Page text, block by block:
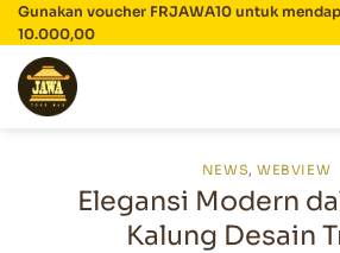
Skip
to
content
Gunakan voucher FRJAWA10 untuk
10.000,00
NEWS,WEBVIEW
Elegansi Modern
Kalung Desain